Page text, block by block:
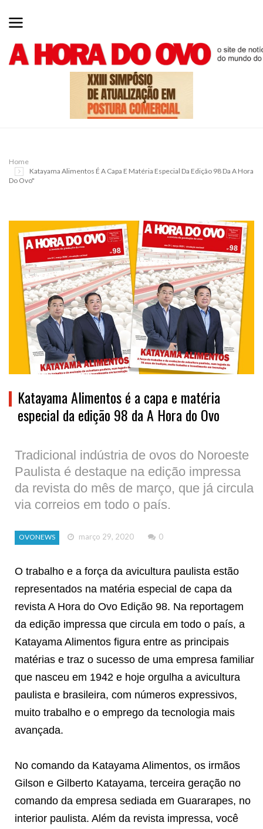
Home
Katayama Alimentos É A Capa E Matéria Especial Da Edição 98 Da A Hora
Do Ovo"
Katayama Alimentos é a capa e matéria
especial da edição 98 da A Hora do Ovo
Tradicional indústria de ovos do Noroeste
Paulista é destaque na edição impressa
da revista do mês de março, que já circula
via correios em todo o país.
OVONEWS março 29, 2020 0
O trabalho e a força da avicultura paulista estão
representados na matéria especial de capa da
revista A Hora do Ovo Edição 98. Na reportagem
da edição impressa que circula em todo o país, a
Katayama Alimentos figura entre as principais
matérias e traz o sucesso de uma empresa familiar
que nasceu em 1942 e hoje orgulha a avicultura
paulista e brasileira, com números expressivos,
muito trabalho e o emprego da tecnologia mais
avançada.
No comando da Katayama Alimentos, os irmãos
Gilson e Gilberto Katayama, terceira geração no
comando da empresa sediada em Guararapes, no
interior paulista. Além da revista impressa, você